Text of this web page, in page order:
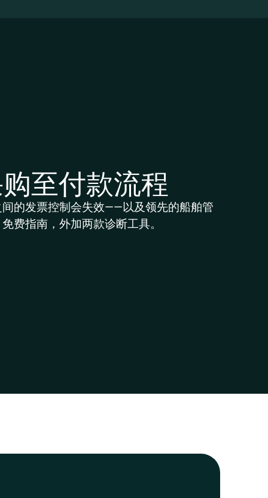
至付款流程
的发票控制会失效——以及领先的船舶管
费指南，外加两款诊断工具。